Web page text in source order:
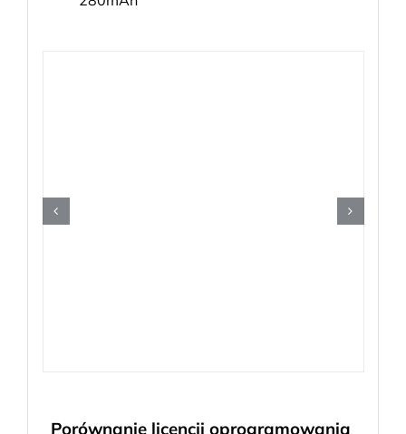
Porównanie licencji oprogramowania